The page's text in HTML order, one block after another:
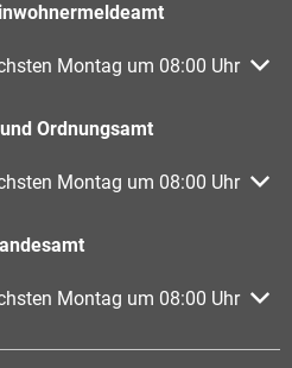
oder Schließzeiten
Montag um 08:00 Uhr
Ordnungsamt
oder Schließzeiten
Montag um 08:00 Uhr
oder Schließzeiten
Montag um 08:00 Uhr